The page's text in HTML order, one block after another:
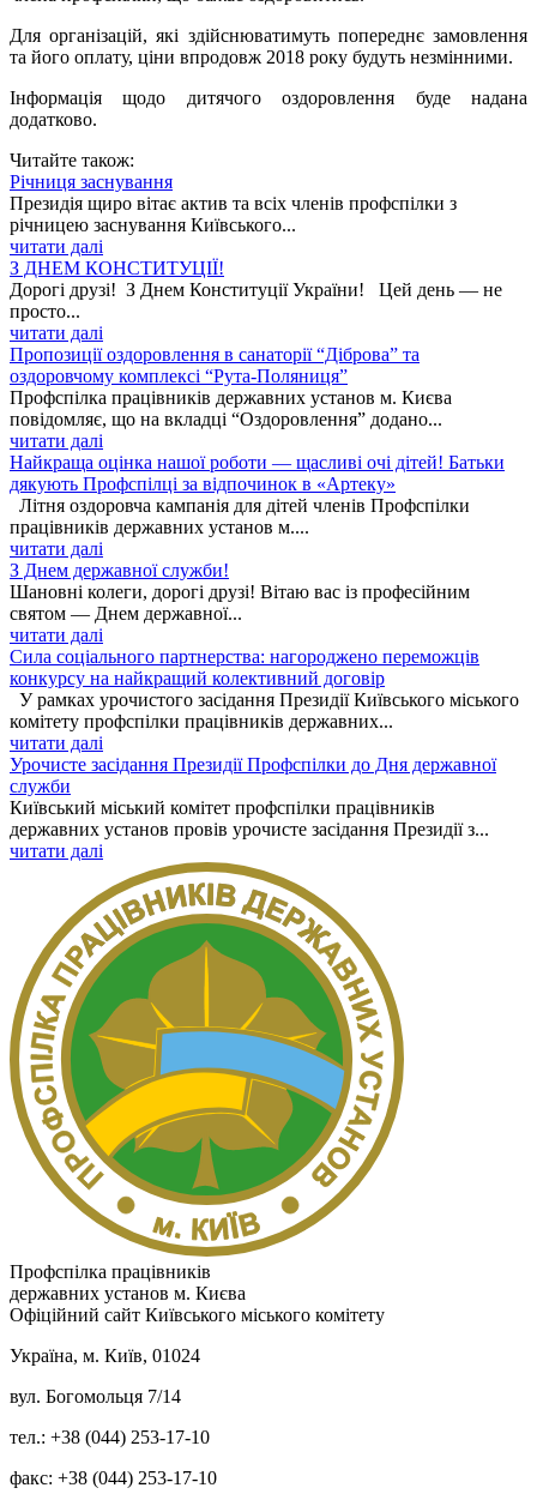
Для організацій, які здійснюватимуть попереднє замовлення
та його оплату, ціни впродовж 2018 року будуть незмінними.
Інформація щодо дитячого оздоровлення буде надана
додатково.
Читайте також:
Річниця заснування
Президія щиро вітає актив та всіх членів профспілки з
річницею заснування Київського...
читати далі
З ДНЕМ КОНСТИТУЦІЇ!
Дорогі друзі! З Днем Конституції України! Цей день — не
просто...
читати далі
Пропозиції оздоровлення в санаторії “Діброва” та
оздоровчому комплексі “Рута-Поляниця”
Профспілка працівників державних установ м. Києва
повідомляє, що на вкладці “Оздоровлення” додано...
читати далі
Найкраща оцінка нашої роботи — щасливі очі дітей! Батьки
дякують Профспілці за відпочинок в «Артеку»
Літня оздоровча кампанія для дітей членів Профспілки
працівників державних установ м....
читати далі
З Днем державної служби!
Шановні колеги, дорогі друзі! Вітаю вас із професійним
святом — Днем державної...
читати далі
Сила соціального партнерства: нагороджено переможців
конкурсу на найкращий колективний договір
У рамках урочистого засідання Президії Київського міського
комітету профспілки працівників державних...
читати далі
Урочисте засідання Президії Профспілки до Дня державної
служби
Київський міський комітет профспілки працівників
державних установ провів урочисте засідання Президії з...
читати далі
Профспілка працівників
державних установ м. Києва
Офіційний сайт Київського міського комітету
Україна, м. Київ, 01024
вул. Богомольця 7/14
тел.: +38 (044) 253-17-10
факс: +38 (044) 253-17-10